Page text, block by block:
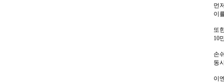
먼저
이
또
10
손
동
이